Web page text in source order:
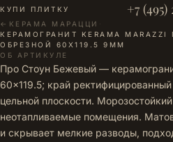
КУПИ ПЛИТКУ +7
← КЕРАМА МАРАЦЦИ ·
КЕРАМОГРАНИТ KERAMA
ОБРЕЗНОЙ 60X119.5 9ММ
ОБ АРТИКУЛЕ
Про Стоун Бежевый —
60×119.5; край
цельной плоскости.
неотапливаемые помещения.
и скрывает мелкие разводы,